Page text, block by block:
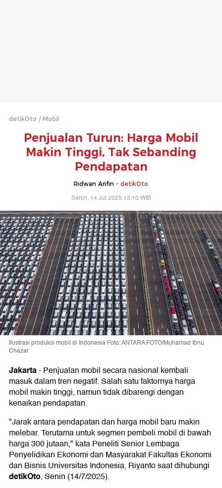
detikOto Mobil
Penjualan Turun: Harga Mobil
Makin Tinggi, Tak Sebanding
Pendapatan
Ridwan Arifin - detikOto
Senin, 14 Jul 2025 15:10 WIB
Ilustrasi produksi mobil di Indonesia Foto: ANTARA FOTO/Muhamad Ibnu
Chazar
Jakarta-Penjualan mobil secara nasional kembali
masuk dalam tren negatif. Salah satu faktornya harga
mobil makin tinggi, namun tidak dibarengi dengan
kenaikan pendapatan.
"Jarak antara pendapatan dan harga mobil baru makin
melebar. Terutama untuk segmen pembeli mobil di bawah
harga 300 jutaan," kata Peneliti Senior Lembaga
Penyelidikan Ekonomi dan Masyarakat Fakultas Ekonomi
dan Bisnis Universitas Indonesia, Riyanto saat dihubungi
detikOto, Senin (14/7/2025).